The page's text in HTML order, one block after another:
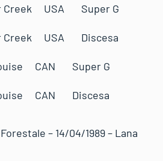
Creek USA Super G
Creek USA Discesa
Louise CAN Super G
Louise CAN Discesa
– 14/04/1989 – Lana